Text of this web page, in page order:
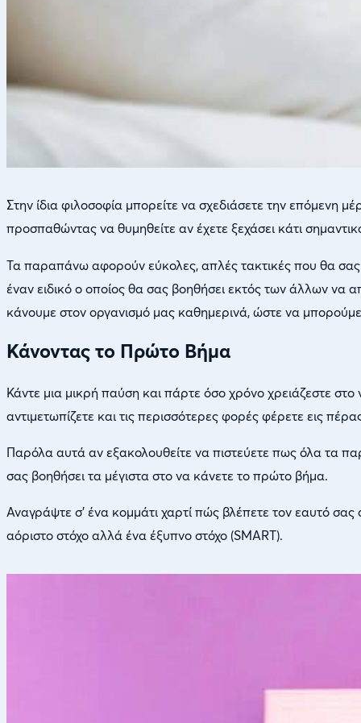
Στην ίδια φιλοσοφία μπορείτε να σχεδιάσετε την επόμενη
προσπαθώντας να θυμηθείτε αν έχετε ξεχάσει κάτι
Τα παραπάνω αφορούν εύκολες, απλές τακτικές που θα σας
έναν ειδικό ο οποίος θα σας βοηθήσει εκτός των άλλων να
κάνουμε στον οργανισμό μας καθημερινά, ώστε να
Κάνοντας το Πρώτο Βήμα
Κάντε μια μικρή παύση και πάρτε όσο χρόνο χρειάζεστε
αντιμετωπίζετε και τις περισσότερες φορές φέρετε εις
Παρόλα αυτά αν εξακολουθείτε να πιστεύετε πως όλα τα
σας βοηθήσει τα μέγιστα στο να κάνετε το πρώτο βήμα.
Αναγράψτε σ’ ένα κομμάτι χαρτί πώς βλέπετε τον εαυτό
αόριστο στόχο αλλά ένα έξυπνο στόχο (SMART).